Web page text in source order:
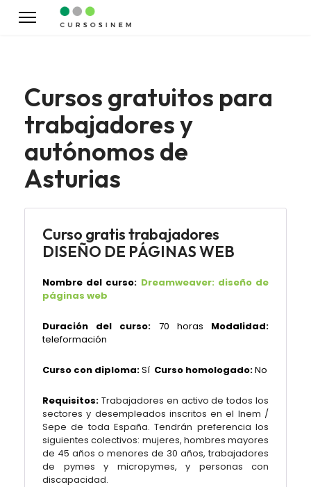
Cursos gratuitos para
trabajadores y
autónomos de
Asturias
Curso gratis trabajadores
DISEÑO DE PÁGINAS WEB
Nombre del curso: Dreamweaver: diseño de
páginas web
Duración del curso: 70 horas Modalidad:
teleformación
Curso con diploma:Sí Curso homologado:No
Requisitos: Trabajadores en activo de todos los
sectores y desempleados inscritos en el Inem /
Sepe de toda España. Tendrán preferencia los
siguientes colectivos: mujeres, hombres mayores
de 45 años o menores de 30 años, trabajadores
de pymes y micropymes, y personas con
discapacidad.